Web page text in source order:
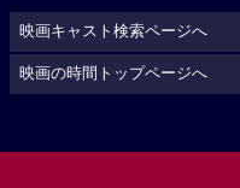
映画キャスト検索ページへ
映画の時間トップページへ